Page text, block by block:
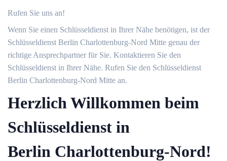
Rufen Sie uns an!
Wenn Sie einen Schlüsseldienst in Ihrer Nähe benötigen, ist der
Schlüsseldienst Berlin Charlottenburg-Nord Mitte genau der
richtige Ansprechpartner für Sie. Kontaktieren Sie den
Schlüsseldienst in Ihrer Nähe. Rufen Sie den Schlüsseldienst
Berlin Charlottenburg-Nord Mitte an.
Herzlich Willkommen beim
Schlüsseldienst in
Berlin Charlottenburg-Nord!